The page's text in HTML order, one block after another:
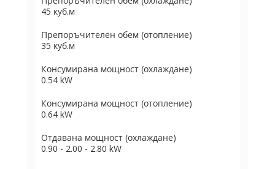
45 куб.м
Препоръчителен обем (отопление)
35 куб.м
Консумирана мощност (охлаждане)
0.54 kW
Консумирана мощност (отопление)
0.64 kW
Отдавана мощност (охлаждане)
0.90 - 2.00 - 2.80 kW